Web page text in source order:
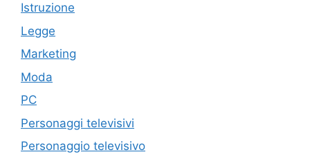
Istruzione
Legge
Marketing
Moda
PC
Personaggi televisivi
Personaggio televisivo